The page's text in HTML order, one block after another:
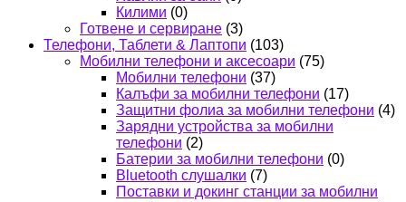
Килими (0)
Готвене и сервиране (3)
Телефони, Таблети & Лаптопи (103)
Мобилни телефони и аксесоари (75)
Мобилни телефони (37)
Калъфи за мобилни телефони (17)
Защитни фолиа за мобилни телефони (4)
Зарядни устройства за мобилни
телефони (2)
Батерии за мобилни телефони (0)
Bluetooth слушалки (7)
Поставки и докинг станции за мобилни